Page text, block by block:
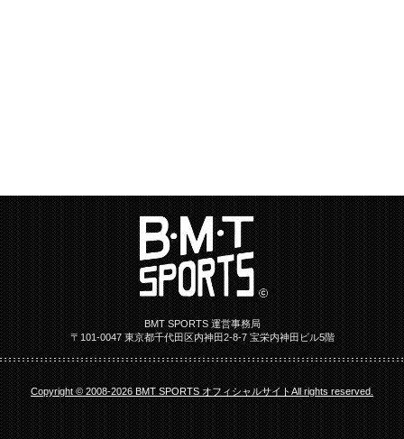
BMT SPORTS 運営事務局
〒101-0047 東京都千代田区内神田2-8-7 宝栄内神田ビル5階
Copyright © 2008-2026 BMT SPORTS オフィシャルサイトAll rights reserved.